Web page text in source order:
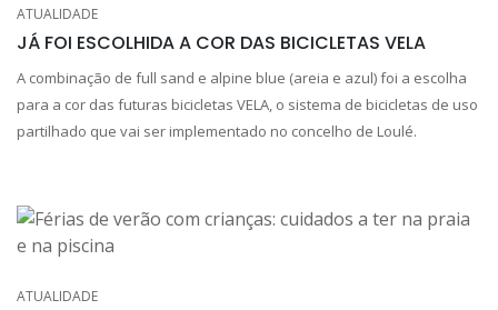
ATUALIDADE
JÁ FOI ESCOLHIDA A COR DAS BICICLETAS VELA
A combinação de full sand e alpine blue (areia e azul) foi a escolha
para a cor das futuras bicicletas VELA, o sistema de bicicletas de uso
partilhado que vai ser implementado no concelho de Loulé.
ATUALIDADE